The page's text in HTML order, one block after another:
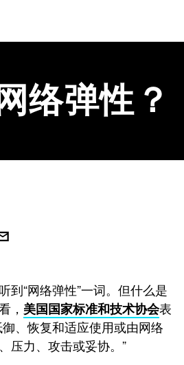
络弹性？
到“网络弹性”一词。但什么是
， 美国国家标准和技术协会表
、恢复和适应使用或由网络
压力、攻击或妥协。”